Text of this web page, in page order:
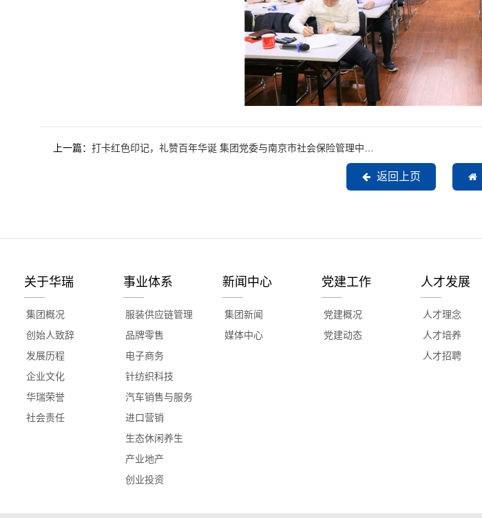
上一篇： 打卡红色印记，礼赞百年华诞 集团党委与南京市社会保险管理中心社会保险基金征缴管理部党支部
返回上页
关于华瑞
集团概况
创始人致辞
发展历程
企业文化
华瑞荣誉
社会责任
事业体系
服装供应链管理
品牌零售
电子商务
针纺织科技
汽车销售与服务
进口营销
生态休闲养生
产业地产
创业投资
新闻中心
集团新闻
媒体中心
党建工作
党建概况
党建动态
人才发展
人才理念
人才培养
人才招聘